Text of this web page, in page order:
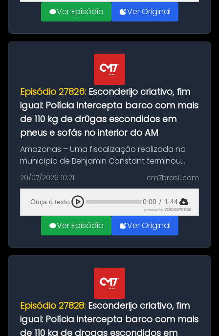
Ver Episódio Ver Original
Episódio 27826: Esconderijo criativo, fim
igual: Polícia intercepta barco com mais
de 110 kg de dr0gas escondidos em
pneus e sofás no interior do AM
Amazonas – Uma fiscalização realizada no
município de Benjamin Constant terminou
com a apreensão de aproximadamente 115
quilos de entorpecentes em uma
embarcação atracada no porto da cidade. O
materia...
20/07/2026 10:21 cm7brasil.com
Ouça o texto 0:00 / 1:44
powered by VOICEXPRESS
Ver Episódio Ver Original
Episódio 27828: Esconderijo criativo, fim
igual: Polícia intercepta barco com mais
de 110 kg de drogas escondidos em